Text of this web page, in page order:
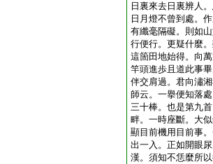
日裏來去日裏辨人
日月燈不曾到處。
有纖毫隔礙。則如
行便行。更疑什麼
這箇田地始得。向
竿頭進歩且道此事
伴交肩過。君向潚
師云。一擧便知落
三十棒。也是第九
畔。一時座斷。大
顯目前機用目前事
出一入。正如開眼
漢。須知不恁麼所